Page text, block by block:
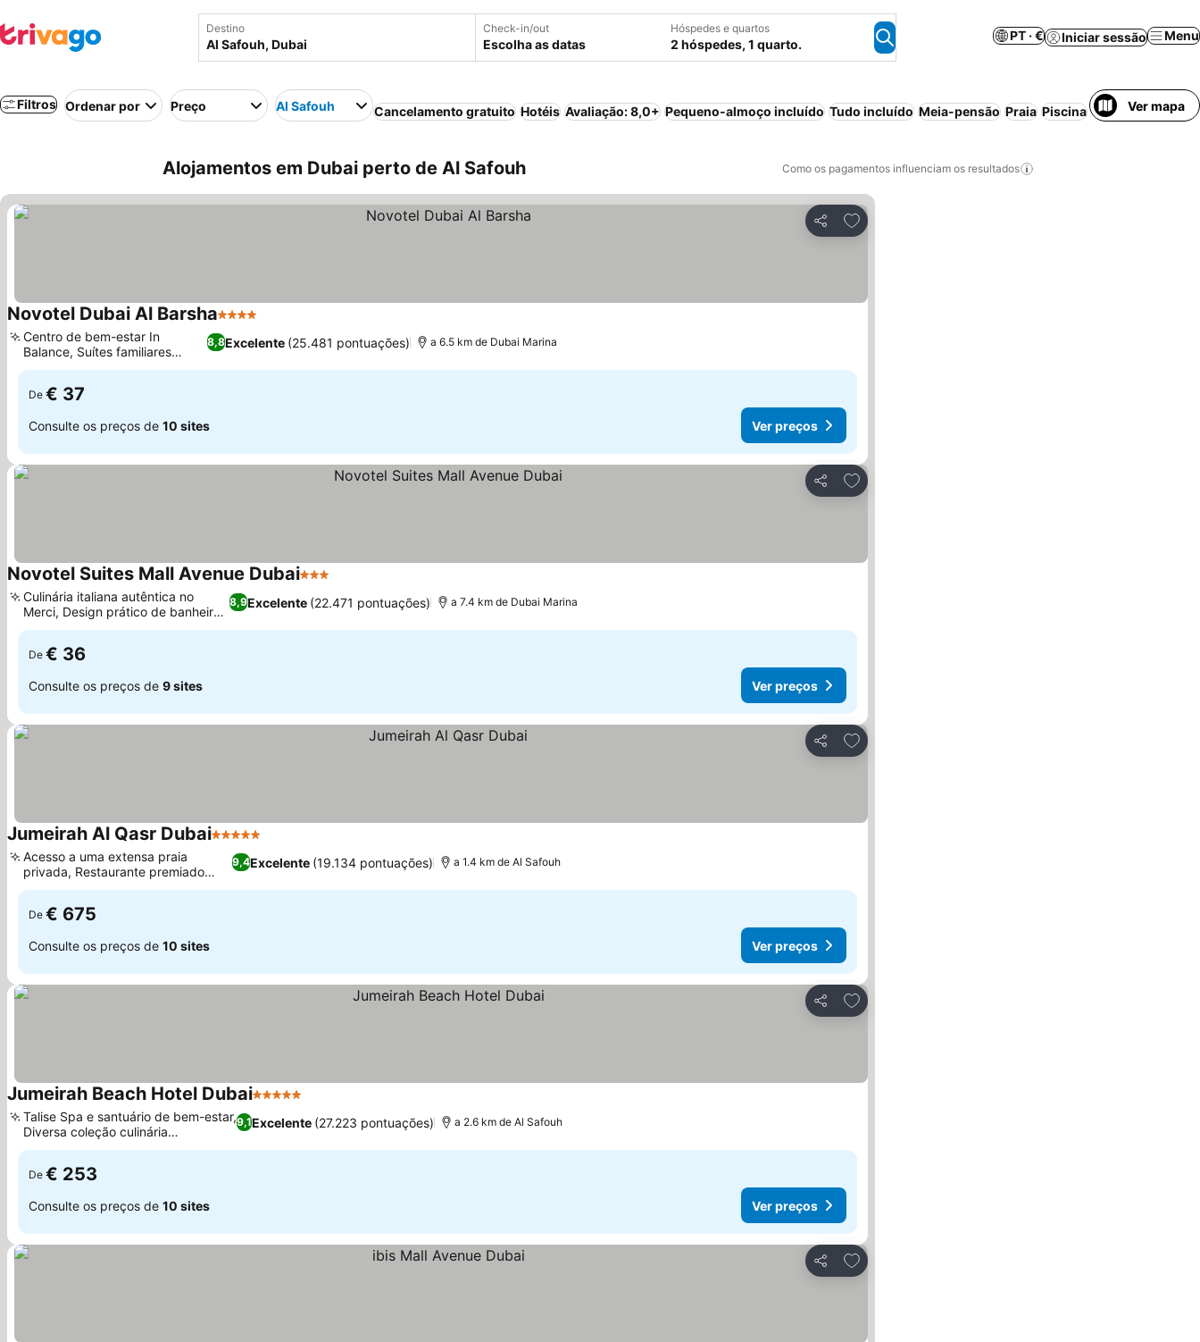
Destino Check-in/out
Escolha as datas
Hóspedes e quartos
2 hóspedes, 1 quarto.
PT · € Iniciar sessão Menu
Filtros Ordenar por Preço Al Safouh Cancelamento gratuito Hotéis Avaliação: 8,0+ Pequeno-almoço incluído Tudo incluído Meia-pensão Praia Piscina ResortVer mapa
Alojamentos em Dubai perto de Al Safouh Como os pagamentos influenciam os resultados
Partilhar
Adicionar aos favoritos
Novotel Dubai Al Barsha4 Estrelas
8,8Excelente (25.481 pontuações)
Centro de bem-estar In
Balance, Suítes familiares
interligadas
a 6.5 km de Dubai Marina
De € 37
Consulte os preços de 10 sites Ver preços
Partilhar
Adicionar aos favoritos
Novotel Suites Mall Avenue Dubai3 Estrelas
8,9Excelente (22.471 pontuações)
Culinária italiana autêntica no
Merci, Design prático de banheiro
dividido
a 7.4 km de Dubai Marina
De € 36
Consulte os preços de 9 sites Ver preços
Partilhar
Adicionar aos favoritos
Jumeirah Al Qasr Dubai5 Estrelas
9,4Excelente (19.134 pontuações)
Acesso a uma extensa praia
privada, Restaurante premiado
sobre a água
a 1.4 km de Al Safouh
De € 675
Consulte os preços de 10 sites Ver preços
Partilhar
Adicionar aos favoritos
Jumeirah Beach Hotel Dubai5 Estrelas
9,1Excelente (27.223 pontuações)
Talise Spa e santuário de bem-estar,
Diversa coleção culinária
internacional
a 2.6 km de Al Safouh
De € 253
Consulte os preços de 10 sites Ver preços
Partilhar
Adicionar aos favoritos